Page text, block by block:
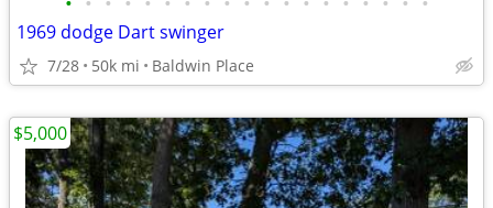
1969 dodge Dart swinger
7/28 50k mi Baldwin Place
$5,000